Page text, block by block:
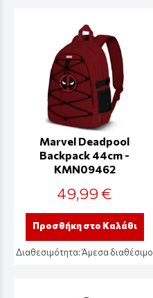
Marvel Deadpool
Backpack 44cm -
KMN09462
49,99 €
Προσθήκη στο Καλάθι
Διαθεσιμότητα:Άμεσα διαθέσιμο